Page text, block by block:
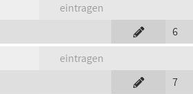
eintragen
6
eintragen
7